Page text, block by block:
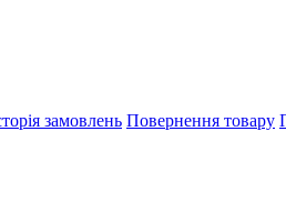
замовлень Повернення товару